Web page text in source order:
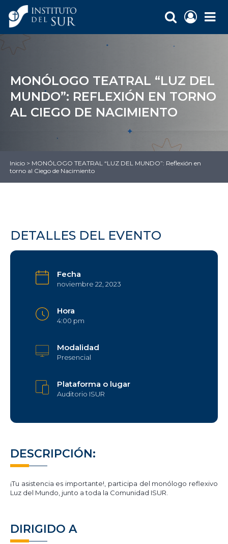
MONÓLOGO TEATRAL “LUZ DEL
MUNDO”: REFLEXIÓN EN TORNO
AL CIEGO DE NACIMIENTO
Inicio > MONÓLOGO TEATRAL “LUZ DEL MUNDO”: Reflexión en
torno al Ciego de Nacimiento
DETALLES DEL EVENTO
Fecha
noviembre 22, 2023
Hora
4:00 pm
Modalidad
Presencial
Plataforma o lugar
Auditorio ISUR
DESCRIPCIÓN:
¡Tu asistencia es importante!, participa del monólogo reflexivo
Luz del Mundo, junto a toda la Comunidad ISUR.
DIRIGIDO A